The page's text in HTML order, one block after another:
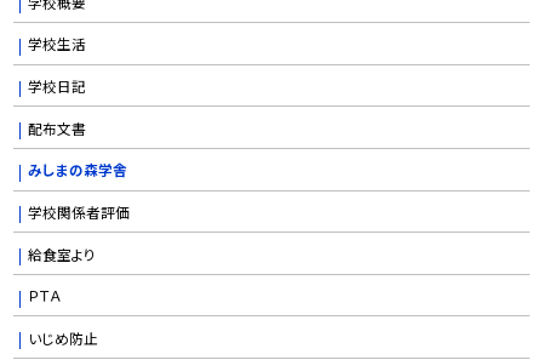
学校生活
学校日記
配布文書
みしまの森学舎
学校関係者評価
給食室より
ＰＴＡ
いじめ防止